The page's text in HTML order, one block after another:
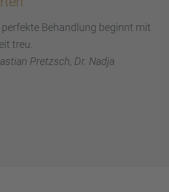
Behand­lung beginnt mit
treu.
Pretzsch, Dr. Nadja